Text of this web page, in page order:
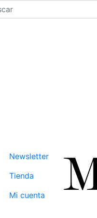
Newsletter
Tienda
Mi cuenta